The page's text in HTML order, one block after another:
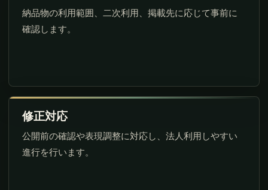
納品物の利用範囲、二次利用、掲載先に応じて事前に
確認します。
修正対応
公開前の確認や表現調整に対応し、法人利用しやすい
進行を行います。